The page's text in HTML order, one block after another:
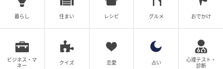
暮らし 住まい レシピ グルメ おでかけ
ビジネス・マ
ネー
クイズ 恋愛 占い
心理テスト・
診断